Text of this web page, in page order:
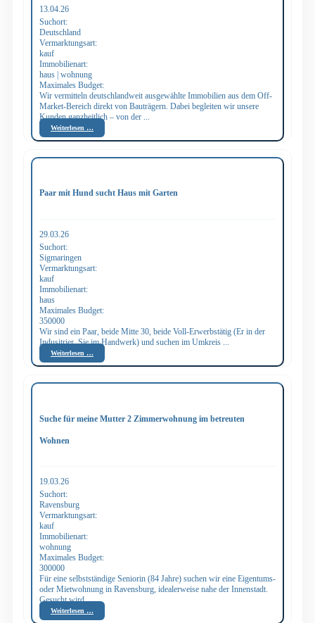
13.04.26
Suchort:
Deutschland
Vermarktungsart:
kauf
Immobilienart:
haus | wohnung
Maximales Budget:
Wir vermitteln deutschlandweit ausgewählte Immobilien aus dem Off-
Market-Bereich direkt von Bauträgern. Dabei begleiten wir unsere
Kunden ganzheitlich – von der ...
Weiterlesen …
Paar mit Hund sucht Haus mit Garten
29.03.26
Suchort:
Sigmaringen
Vermarktungsart:
kauf
Immobilienart:
haus
Maximales Budget:
350000
Wir sind ein Paar, beide Mitte 30, beide Voll-Erwerbstätig (Er in der
Indusitrier, Sie im Handwerk) und suchen im Umkreis ...
Weiterlesen …
Suche für meine Mutter 2 Zimmerwohnung im betreuten
Wohnen
19.03.26
Suchort:
Ravensburg
Vermarktungsart:
kauf
Immobilienart:
wohnung
Maximales Budget:
300000
Für eine selbstständige Seniorin (84 Jahre) suchen wir eine Eigentums-
oder Mietwohnung in Ravensburg, idealerweise nahe der Innenstadt.
Gesucht wird ...
Weiterlesen …